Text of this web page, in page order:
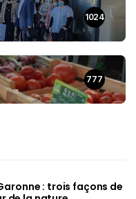
1024
777
: trois façons de